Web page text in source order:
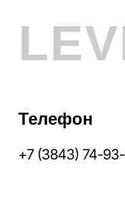
Телефон
+7 (3843) 74-